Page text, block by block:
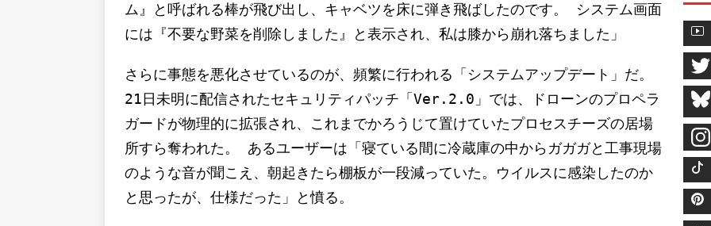
ム』と呼ばれる棒が飛び出し、キャベツを床に弾き飛ばしたのです。 システム画面
には『不要な野菜を削除しました』と表示され、私は膝から崩れ落ちました」
さらに事態を悪化させているのが、頻繁に行われる「システムアップデート」だ。
21日未明に配信されたセキュリティパッチ「Ver.2.0」では、ドローンのプロペラ
ガードが物理的に拡張され、これまでかろうじて置けていたプロセスチーズの居場
所すら奪われた。 あるユーザーは「寝ている間に冷蔵庫の中からガガガと工事現場
のような音が聞こえ、朝起きたら棚板が一段減っていた。ウイルスに感染したのか
と思ったが、仕様だった」と憤る。